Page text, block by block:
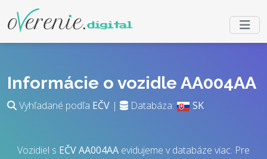
Informácie o vozidle AA004AA
Vyhľadané podľa EČV | Databáza: SK
Vozidiel s EČVAA004AA evidujeme v databáze viac. Pre